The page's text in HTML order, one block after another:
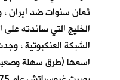
ثمان سنوات ضد ايران ،
الخليج التي ساندته
الشبكة العنكبوتية ،
اسمها (طرق سهلة